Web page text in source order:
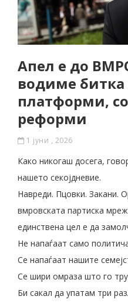
Апел е до
водиме битка
платформи,
реформи
1 јуни , 2026
Како никогаш досега,
нашето секојдневие.
Навреди. Пцовки. Закани.
вмровската партиска
единствена цел е да
Не напаѓаат само
Се напаѓаат нашите
Се шири омраза што го
Би сакал да упатам три